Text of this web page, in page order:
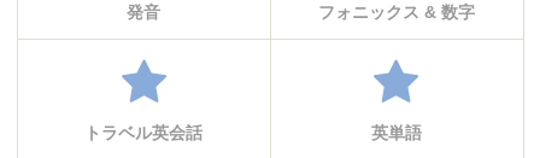
発音 フォニックス & 数字
トラベル英会話 英単語